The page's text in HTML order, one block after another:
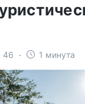
46 1 минута